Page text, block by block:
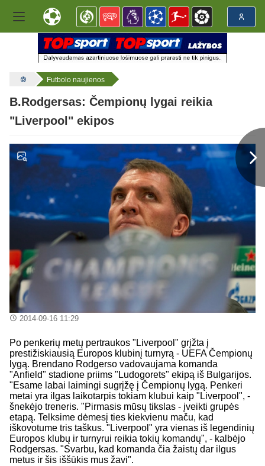
Futbolo naujienos
B.Rodgersas: Čempionų lygai reikia
"Liverpool" ekipos
2014-09-16 11:29
Po penkerių metų pertraukos "Liverpool" grįžta į
prestižiskiausią Europos klubinį turnyrą - UEFA Čempionų
lygą. Brendano Rodgerso vadovaujama komanda
"Anfield" stadione priims "Ludogorets" ekipą iš Bulgarijos.
"Esame labai laimingi sugrįžę į Čempionų lygą. Penkeri
metai yra ilgas laikotarpis tokiam klubui kaip "Liverpool", -
šnekėjo treneris. "Pirmasis mūsų tikslas - įveikti grupės
etapą. Telksime dėmesį ties kiekvienu maču, kad
iškovotume tris taškus. "Liverpool" yra vienas iš legendinių
Europos klubų ir turnyrui reikia tokių komandų", - kalbėjo
Rodgersas. "Svarbu, kad komanda čia žaistų dar ilgus
metus ir šis iššūkis mus žavi".